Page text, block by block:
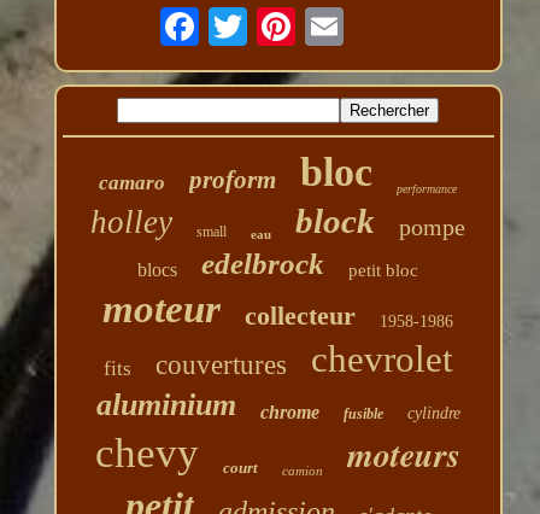
camaro proform bloc performance
holley small eau block pompe
blocs edelbrock petit bloc
moteur collecteur 1958-1986
fits couvertures chevrolet
aluminium chrome fusible cylindre
chevy court camion moteurs
petit